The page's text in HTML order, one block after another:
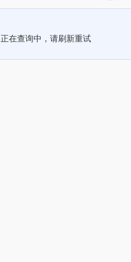
正在查询中，请刷新重试